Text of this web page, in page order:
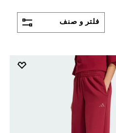
فلتر و صنف